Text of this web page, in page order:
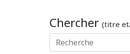
Chercher (titre